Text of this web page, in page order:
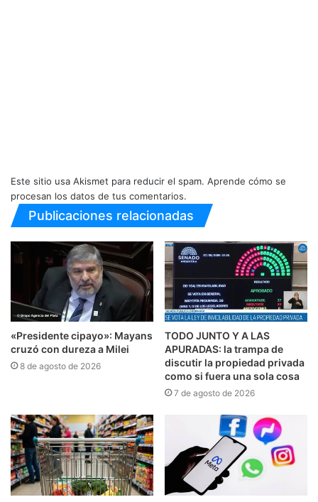
Este sitio usa Akismet para reducir el spam. Aprende cómo se
procesan los datos de tus comentarios.
Publicaciones relacionadas
«Presidente cipayo»: Mayans
cruzó con dureza a Milei
8 de agosto de 2026
TODO JUNTO Y A LAS
APURADAS: la trampa de
discutir la propiedad privada
como si fuera una sola cosa
7 de agosto de 2026